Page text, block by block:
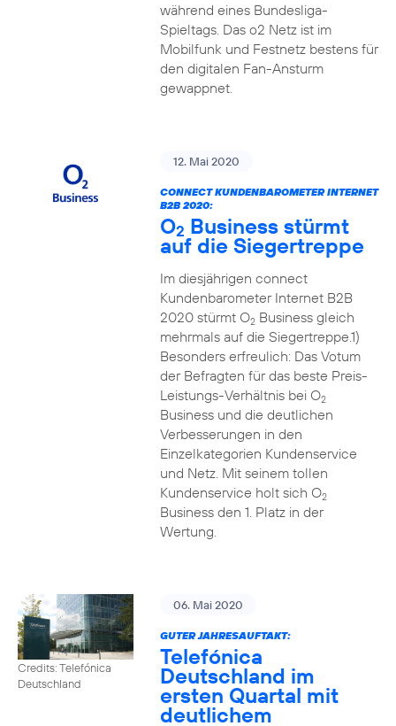
während eines Bundesliga-
Spieltags. Das o2 Netz ist im
Mobilfunk und Festnetz bestens für
den digitalen Fan-Ansturm
gewappnet.
12. Mai 2020
CONNECT KUNDENBAROMETER INTERNET
B2B 2020:
O2 Business stürmt
auf die Siegertreppe
Im diesjährigen connect
Kundenbarometer Internet B2B
2020 stürmt O2Business gleich
mehrmals auf die Siegertreppe.1)
Besonders erfreulich: Das Votum
der Befragten für das beste Preis-
Leistungs-Verhältnis bei O2
Business und die deutlichen
Verbesserungen in den
Einzelkategorien Kundenservice
und Netz. Mit seinem tollen
Kundenservice holt sich O2
Business den 1. Platz in der
Wertung.
Credits: Telefónica
Deutschland
06. Mai 2020
GUTER JAHRESAUFTAKT:
Telefónica
Deutschland im
ersten Quartal mit
deutlichem